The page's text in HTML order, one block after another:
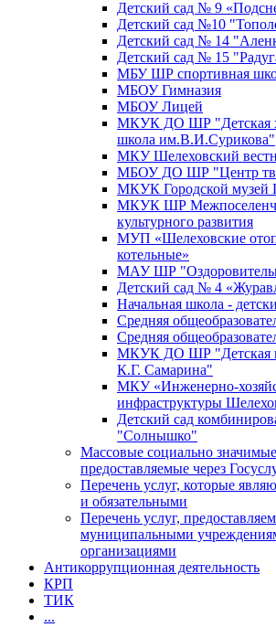
Детский сад № 9
Детский сад №10
Детский сад № 14
Детский сад № 15
МБУ ШР спортивная
МБОУ Гимназия
МБОУ Лицей
МКУК ДО ШР "Детская
школа им.В.И.Сурикова"
МКУ Шелеховский
МБОУ ДО ШР "Центр
МКУК Городской музей
МКУК ШР
культурного развития
МУП «Шелеховские
котельные»
МАУ ШР
Детский сад № 4
Начальная школа -
Средняя
Средняя
МКУК ДО ШР "Детская
К.Г. Самарина"
МКУ «Инженерно-
инфраструктуры
Детский сад
"Солнышко"
Массовые социально
предоставляемые через
Перечень услуг, которые
и обязательными
Перечень услуг,
муниципальными
организациями
Антикоррупционная деятельность
КРП
ТИК
...